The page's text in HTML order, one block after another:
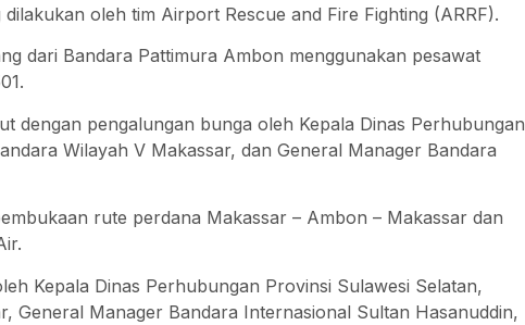
oleh tim Airport Rescue and Fire Fighting (ARRF).
dari Bandara Pattimura Ambon menggunakan pesawat
dengan pengalungan bunga oleh Kepala Dinas Perhubungan
Wilayah V Makassar, dan General Manager Bandara
rute perdana Makassar – Ambon – Makassar dan
Kepala Dinas Perhubungan Provinsi Sulawesi Selatan,
General Manager Bandara Internasional Sultan Hasanuddin,